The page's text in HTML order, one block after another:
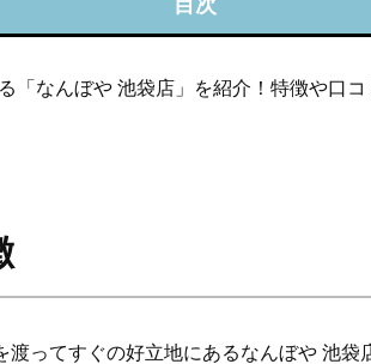
なんぼや 池袋店」を紹介！特徴や口
ってすぐの好立地にあるなんぼや 池